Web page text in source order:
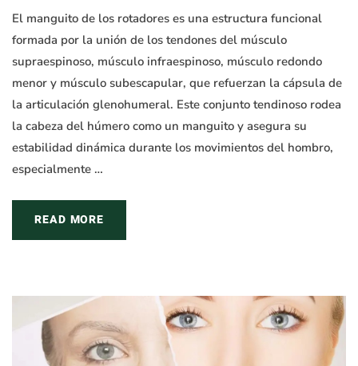
El manguito de los rotadores es una estructura funcional
formada por la unión de los tendones del músculo
supraespinoso, músculo infraespinoso, músculo redondo
menor y músculo subescapular, que refuerzan la cápsula de
la articulación glenohumeral. Este conjunto tendinoso rodea
la cabeza del húmero como un manguito y asegura su
estabilidad dinámica durante los movimientos del hombro,
especialmente …
READ MORE